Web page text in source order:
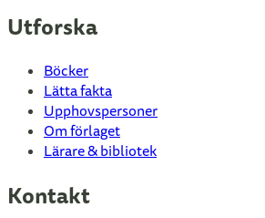
Utforska
Böcker
Lätta fakta
Upphovspersoner
Om förlaget
Lärare & bibliotek
Kontakt